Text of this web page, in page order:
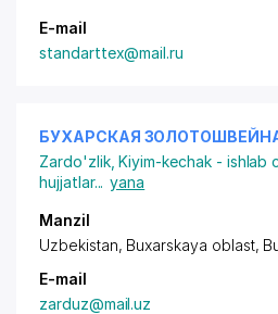
E-mail
standarttex@mail.ru
БУХАРСКАЯ
Zardo'zlik,Kiyim-kechak - ishlab
hujjatlar... yana
Manzil
Uzbekistan, Buxarskaya oblast,
E-mail
zarduz@mail.uz